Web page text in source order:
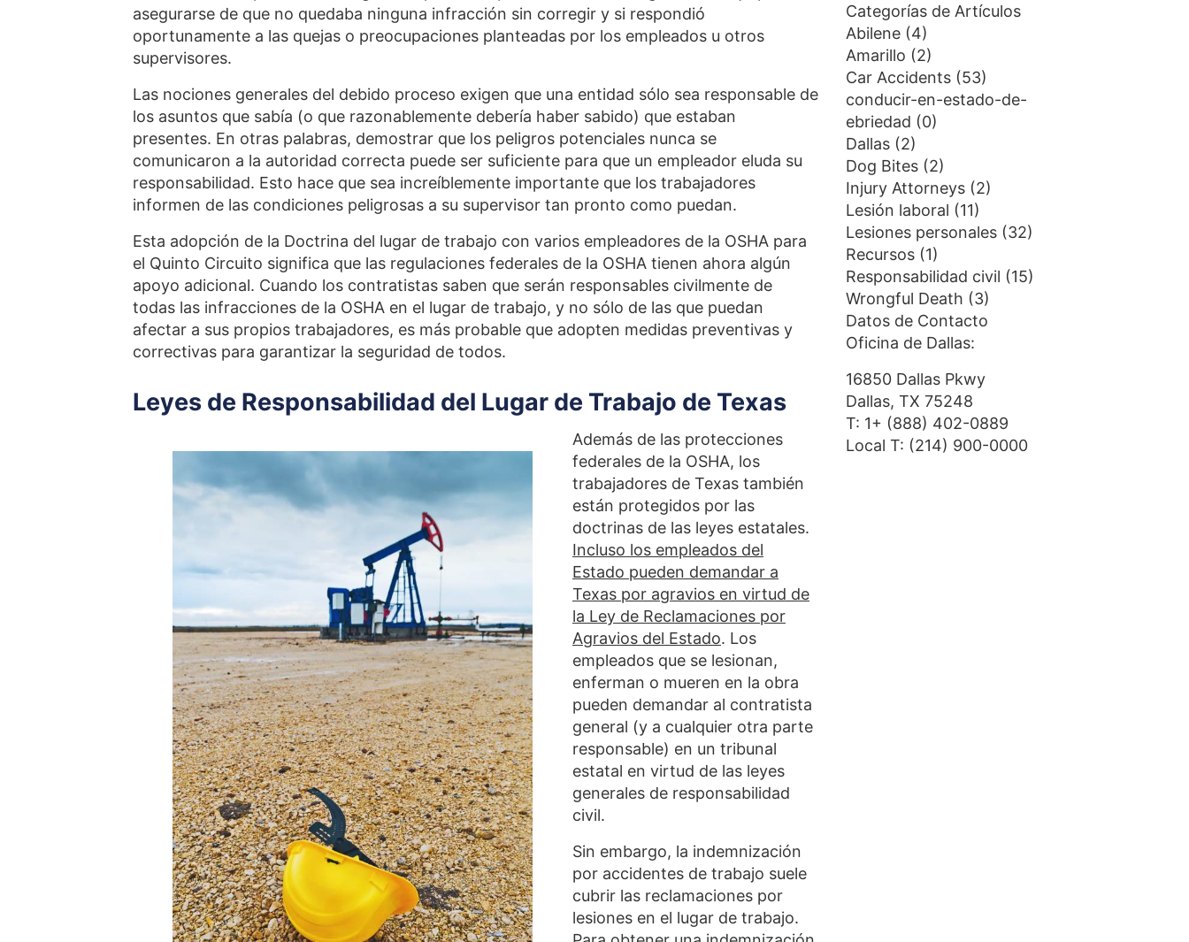
asegurarse de que no quedaba ninguna infracción sin corregir y si respondió
oportunamente a las quejas o preocupaciones planteadas por los empleados u otros
supervisores.
Las nociones generales del debido proceso exigen que una entidad sólo sea responsable de
los asuntos que sabía (o que razonablemente debería haber sabido) que estaban
presentes. En otras palabras, demostrar que los peligros potenciales nunca se
comunicaron a la autoridad correcta puede ser suficiente para que un empleador eluda su
responsabilidad. Esto hace que sea increíblemente importante que los trabajadores
informen de las condiciones peligrosas a su supervisor tan pronto como puedan.
Esta adopción de la Doctrina del lugar de trabajo con varios empleadores de la OSHA para
el Quinto Circuito significa que las regulaciones federales de la OSHA tienen ahora algún
apoyo adicional. Cuando los contratistas saben que serán responsables civilmente de
todas las infracciones de la OSHA en el lugar de trabajo, y no sólo de las que puedan
afectar a sus propios trabajadores, es más probable que adopten medidas preventivas y
correctivas para garantizar la seguridad de todos.
Leyes de Responsabilidad del Lugar de Trabajo de Texas
Además de las protecciones
federales de la OSHA, los
trabajadores de Texas también
están protegidos por las
doctrinas de las leyes estatales.
Incluso los empleados del
Estado pueden demandar a
Texas por agravios en virtud de
la Ley de Reclamaciones por
Agravios del Estado. Los
empleados que se lesionan,
enferman o mueren en la obra
pueden demandar al contratista
general (y a cualquier otra parte
responsable) en un tribunal
estatal en virtud de las leyes
generales de responsabilidad
civil.
Sin embargo, la indemnización
por accidentes de trabajo suele
cubrir las reclamaciones por
lesiones en el lugar de trabajo.
Categorías de Artículos
Abilene(4)
Amarillo (2)
Car Accidents(53)
conducir-en-estado-de-
ebriedad (0)
Dallas(2)
Dog Bites(2)
Injury Attorneys(2)
Lesión laboral (11)
Lesiones personales(32)
Recursos(1)
Responsabilidad civil (15)
Wrongful Death (3)
Datos de Contacto
Oficina de Dallas:
16850 Dallas Pkwy
Dallas, TX 75248
T: 1+ (888) 402-0889
Local T: (214) 900-0000